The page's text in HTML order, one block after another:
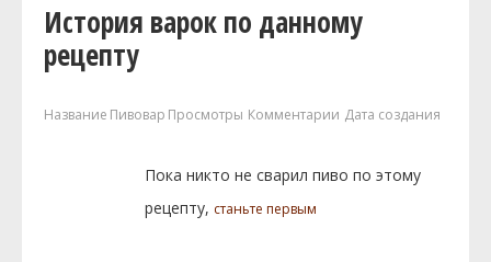
История варок по данному
рецепту
Название Пивовар Просмотры Комментарии Дата создания
Пока никто не сварил пиво по этому
рецепту, станьте первым